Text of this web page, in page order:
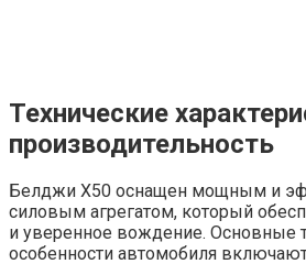
Технические
производительность
Белджи X50 оснащен мощным и
силовым агрегатом, который
и уверенное вождение. Основные
особенности автомобиля